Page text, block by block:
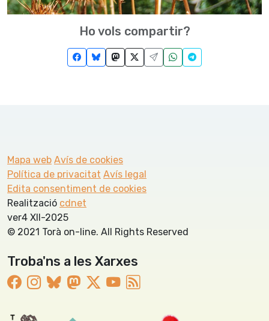
Ho vols compartir?
Mapa web Avís de cookies
Política de privacitat Avís legal
Edita consentiment de cookies
Realització cdnet
ver4 XII-2025
© 2021 Torà on-line. All Rights Reserved
Troba'ns a les Xarxes